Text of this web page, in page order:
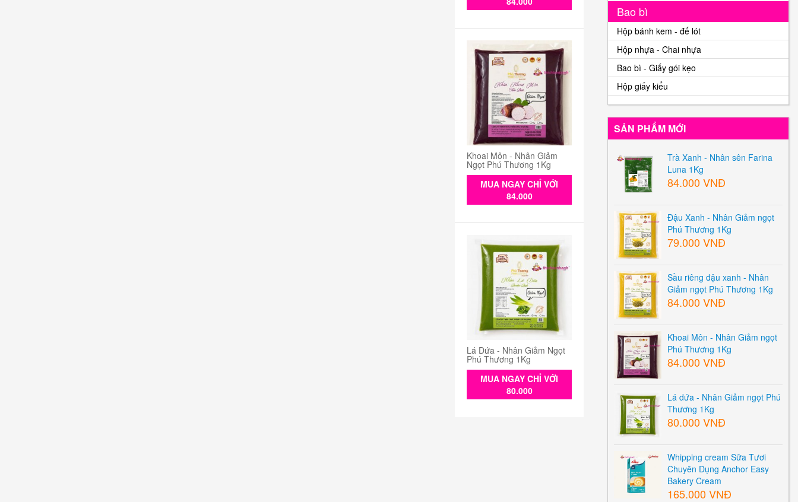
Khoai Môn - Nhân Giảm
Ngọt Phú Thương 1Kg
MUA NGAY CHỈ VỚI
84.000
Lá Dứa - Nhân Giảm Ngọt
Phú Thương 1Kg
MUA NGAY CHỈ VỚI
80.000
Bao bì
Hộp bánh kem - đế lót
Hộp nhựa - Chai nhựa
Bao bì - Giấy gói kẹo
Hộp giấy kiểu
SẢN PHẨM MỚI
Trà Xanh - Nhân sên Farina
Luna 1Kg
84.000 VNĐ
Đậu Xanh - Nhân Giảm ngọt
Phú Thương 1Kg
79.000 VNĐ
Sầu riêng đậu xanh - Nhân
Giảm ngọt Phú Thương 1Kg
84.000 VNĐ
Khoai Môn - Nhân Giảm ngọt
Phú Thương 1Kg
84.000 VNĐ
Lá dứa - Nhân Giảm ngọt Phú
Thương 1Kg
80.000 VNĐ
Whipping cream Sữa Tươi
Chuyên Dụng Anchor Easy
Bakery Cream
165.000 VNĐ